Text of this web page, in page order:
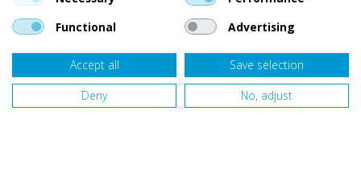
Onze klanten beoordelen Van Bellen Wind & Snowgemiddeld met een
op basis van453beoordelingen.
Functional
Advertising
Accept all
Save selection
Deny
No, adjust